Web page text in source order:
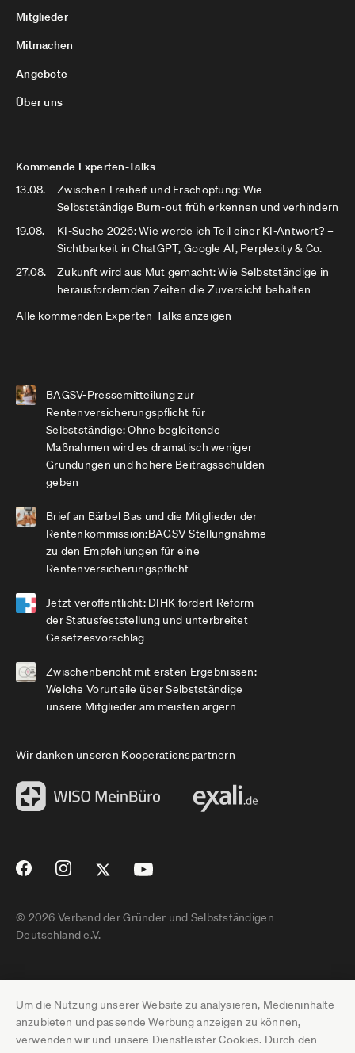
Um die Nutzung unserer Website zu analysieren, Medieninhalte
anzubieten und passende Werbung anzeigen zu können,
verwenden wir und unsere Dienstleister Cookies. Durch den
Mitglieder
Mitmachen
Angebote
Über uns
Kommende Experten-Talks
13.08.
Zwischen Freiheit und Erschöpfung: Wie
Selbstständige Burn-out früh erkennen und verhindern
19.08.
KI-Suche 2026: Wie werde ich Teil einer KI-Antwort? –
Sichtbarkeit in ChatGPT, Google AI, Perplexity & Co.
27.08.
Zukunft wird aus Mut gemacht: Wie Selbstständige in
herausfordernden Zeiten die Zuversicht behalten
Alle kommenden Experten-Talks anzeigen
BAGSV-Pressemitteilung zur
Rentenversicherungspflicht für
Selbstständige: Ohne begleitende
Maßnahmen wird es dramatisch weniger
Gründungen und höhere Beitragsschulden
geben
Brief an Bärbel Bas und die Mitglieder der
Rentenkommission:BAGSV-Stellungnahme
zu den Empfehlungen für eine
Rentenversicherungspflicht
Jetzt veröffentlicht: DIHK fordert Reform
der Statusfeststellung und unterbreitet
Gesetzesvorschlag
Zwischenbericht mit ersten Ergebnissen:
Welche Vorurteile über Selbstständige
unsere Mitglieder am meisten ärgern
Wir danken unseren Kooperationspartnern
© 2026 Verband der Gründer und Selbstständigen
Deutschland e.V.
Impressum
Datenschutz